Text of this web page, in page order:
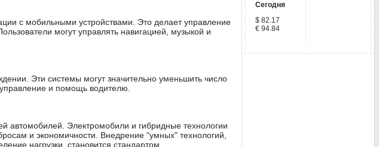
с мобильными устройствами. Это делает управление
могут управлять навигацией, музыкой и
Эти системы могут значительно уменьшить число
и помощь водителю.
автомобилей. Электромобили и гибридные технологии
и экономичности. Внедрение "умных" технологий,
нагрузки, становится стандартом.
Сегодня
$ 82.17
€ 94.84